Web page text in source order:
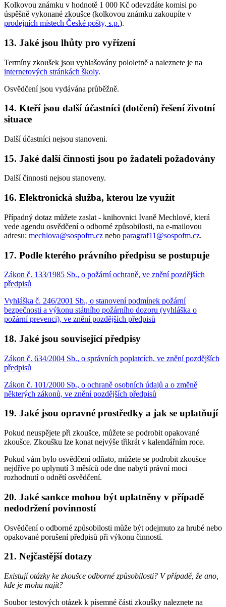
Kolkovou známku v hodnotě 1 000 Kč odevzdáte komisi po
úspěšně vykonané zkoušce (kolkovou známku zakoupíte v
prodejních místech České pošty, s.p.).
13. Jaké jsou lhůty pro vyřízení
Termíny zkoušek jsou vyhlašovány pololetně a naleznete je na
internetových stránkách školy.
Osvědčení jsou vydávána průběžně.
14. Kteří jsou další účastníci (dotčení) řešení životní
situace
Další účastníci nejsou stanoveni.
15. Jaké další činnosti jsou po žadateli požadovány
Další činnosti nejsou stanoveny.
16. Elektronická služba, kterou lze využít
Případný dotaz můžete zaslat - knihovnici Ivaně Mechlové, která
vede agendu osvědčení o odborné způsobilosti, na e-mailovou
adresu: mechlova@sospofm.cz nebo paragraf11@sospofm.cz.
17. Podle kterého právního předpisu se postupuje
Zákon č. 133/1985 Sb., o požární ochraně, ve znění pozdějších
předpisů
Vyhláška č. 246/2001 Sb., o stanovení podmínek požární
bezpečnosti a výkonu státního požárního dozoru (vyhláška o
požární prevenci), ve znění pozdějších předpisů
18. Jaké jsou související předpisy
Zákon č. 634/2004 Sb., o správních poplatcích, ve znění pozdějších
předpisů
Zákon č. 101/2000 Sb., o ochraně osobních údajů a o změně
některých zákonů, ve znění pozdějších předpisů
19. Jaké jsou opravné prostředky a jak se uplatňují
Pokud neuspějete při zkoušce, můžete se podrobit opakované
zkoušce. Zkoušku lze konat nejvýše třikrát v kalendářním roce.
Pokud vám bylo osvědčení odňato, můžete se podrobit zkoušce
nejdříve po uplynutí 3 měsíců ode dne nabytí právní moci
rozhodnutí o odnětí osvědčení.
20. Jaké sankce mohou být uplatněny v případě
nedodržení povinností
Osvědčení o odborné způsobilosti může být odejmuto za hrubé nebo
opakované porušení předpisů při výkonu činností.
21. Nejčastější dotazy
Existují otázky ke zkoušce odborné způsobilosti? V případě, že ano,
kde je mohu najít?
Soubor testových otázek k písemné části zkoušky naleznete na